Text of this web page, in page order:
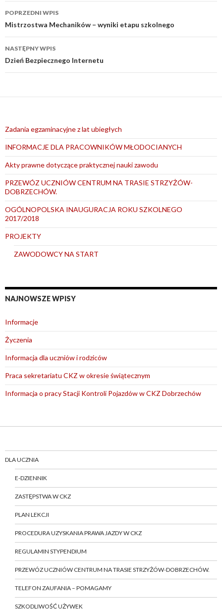
Nawigacja
wpisu
POPRZEDNI WPIS
Mistrzostwa Mechaników – wyniki etapu szkolnego
NASTĘPNY WPIS
Dzień Bezpiecznego Internetu
Zadania egzaminacyjne z lat ubiegłych
INFORMACJE DLA PRACOWNIKÓW MŁODOCIANYCH
Akty prawne dotyczące praktycznej nauki zawodu
PRZEWÓZ UCZNIÓW CENTRUM NA TRASIE STRZYŻÓW-
DOBRZECHÓW.
OGÓLNOPOLSKA INAUGURACJA ROKU SZKOLNEGO
2017/2018
PROJEKTY
ZAWODOWCY NA START
NAJNOWSZE WPISY
Informacje
Życzenia
Informacja dla uczniów i rodziców
Praca sekretariatu CKZ w okresie świątecznym
Informacja o pracy Stacji Kontroli Pojazdów w CKZ Dobrzechów
DLA UCZNIA
E-DZIENNIK
ZASTĘPSTWA W CKZ
PLAN LEKCJI
PROCEDURA UZYSKANIA PRAWA JAZDY W CKZ
REGULAMIN STYPENDIUM
PRZEWÓZ UCZNIÓW CENTRUM NA TRASIE STRZYŻÓW-DOBRZECHÓW.
TELEFON ZAUFANIA – POMAGAMY
SZKODLIWOŚĆ UŻYWEK